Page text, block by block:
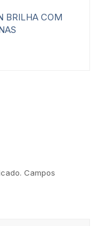
BRILHA COM
Campos